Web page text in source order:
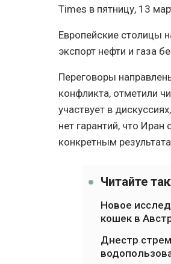
Times в пятницу, 13
Европейские столицы
экспорт нефти и газа
Переговоры
конфликта, отметили
участвует в
нет гарантий, что
конкретным
Читайте
Новое
кошек в
Днестр